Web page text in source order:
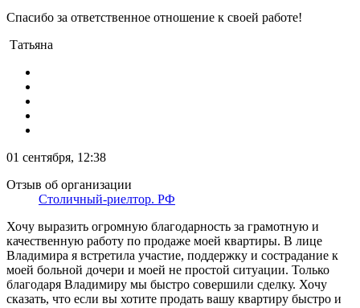
Спасибо за ответственное отношение к своей работе!
Татьяна
01 сентября, 12:38
Отзыв об организации
Столичный-риелтор. РФ
Хочу выразить огромную благодарность за грамотную и
качественную работу по продаже моей квартиры. В лице
Владимира я встретила участие, поддержку и сострадание к
моей больной дочери и моей не простой ситуации. Только
благодаря Владимиру мы быстро совершили сделку. Хочу
сказать, что если вы хотите продать вашу квартиру быстро и